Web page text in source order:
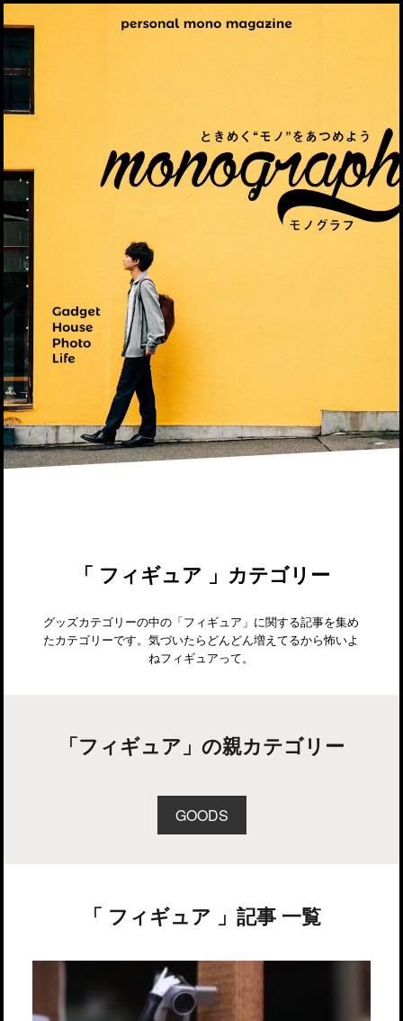
「 フィギュア 」カテゴリー
グッズカテゴリーの中の「フィギュア」に関する記事を集め
たカテゴリーです。気づいたらどんどん増えてるから怖いよ
ねフィギュアって。
「フィギュア」の親カテゴリー
GOODS
「 フィギュア 」記事 一覧